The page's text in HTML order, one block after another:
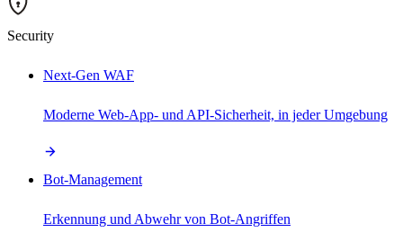
Security
Next-Gen WAF
Moderne Web-App- und API-Sicherheit, in jeder Umgebung
Bot-Management
Erkennung und Abwehr von Bot-Angriffen